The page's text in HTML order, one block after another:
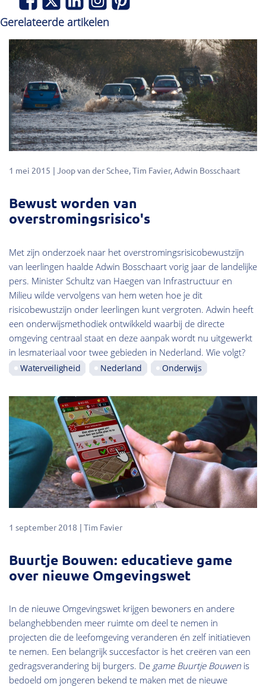
Gerelateerde artikelen
1 mei 2015 Joop van der Schee Tim Favier Adwin Bosschaart
Bewust worden van
overstromingsrisico's
Met zijn onderzoek naar het overstromingsrisicobewustzijn
van leerlingen haalde Adwin Bosschaart vorig jaar de landelijke
pers. Minister Schultz van Haegen van Infrastructuur en
Milieu wilde vervolgens van hem weten hoe je dit
risicobewustzijn onder leerlingen kunt vergroten. Adwin heeft
een onderwijsmethodiek ontwikkeld waarbij de directe
omgeving centraal staat en deze aanpak wordt nu uitgewerkt
in lesmateriaal voor twee gebieden in Nederland. Wie volgt?
Waterveiligheid Nederland Onderwijs
1 september 2018 Tim Favier
Buurtje Bouwen: educatieve game
over nieuwe Omgevingswet
In de nieuwe Omgevingswet krijgen bewoners en andere
belanghebbenden meer ruimte om deel te nemen in
projecten die de leefomgeving veranderen én zelf initiatieven
te nemen. Een belangrijk succesfactor is het creëren van een
gedragsverandering bij burgers. De game Buurtje Bouwen is
bedoeld om jongeren bekend te maken met de nieuwe